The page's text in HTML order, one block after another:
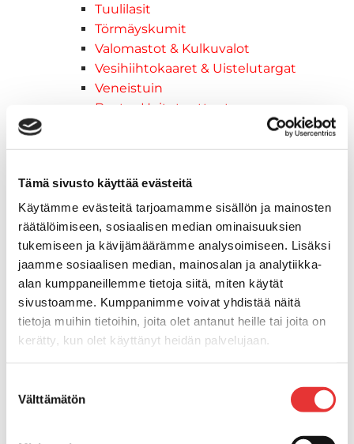
Tämä sivusto käyttää evästeitä
Käytämme evästeitä tarjoamamme sisällön ja mainosten
räätälöimiseen, sosiaalisen median ominaisuuksien
tukemiseen ja kävijämäärämme analysoimiseen. Lisäksi
jaamme sosiaalisen median, mainosalan ja analytiikka-
alan kumppaneillemme tietoja siitä, miten käytät
sivustoamme. Kumppanimme voivat yhdistää näitä
tietoja muihin tietoihin, joita olet antanut heille tai joita on
kerätty, kun olet käyttänyt heidän palvelujaan.
valinta
Välttämätön
Tuulilasit
Törmäyskumit
Valomastot & Kulkuvalot
Vesihiihtokaaret & Uistelutargat
Veneistuin
Buster Hoitotuotteet
Moottorikelkkailu
2026 vuoden mallit
Syvä lumi
Crossover
Reitti
Hyötykäyttö
Keskikokoiset
2027 vuoden mallit
Syvä lumi
Crossover
Reitti